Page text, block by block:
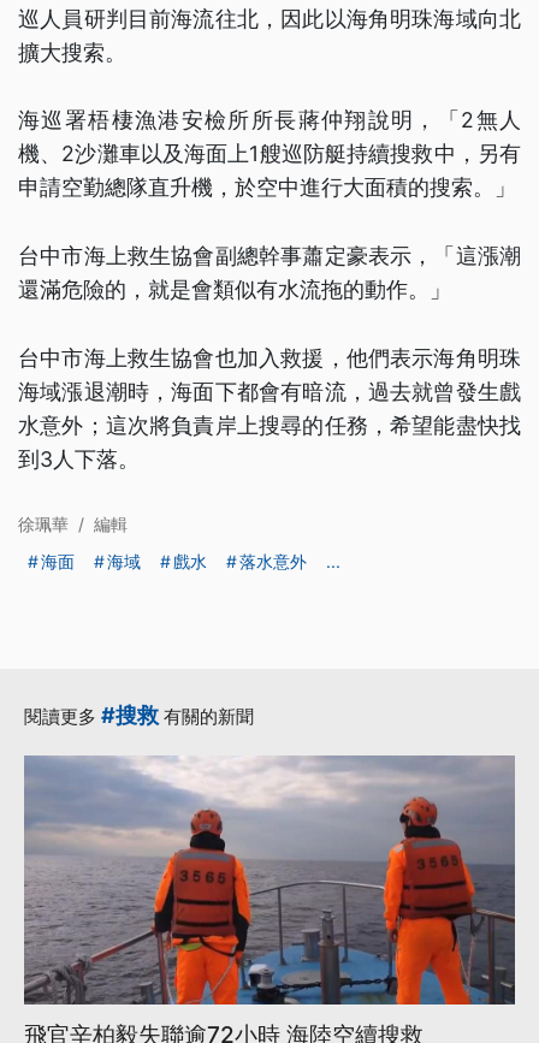
巡人員研判目前海流往北，因此以海角明珠海域向北
擴大搜索。
海巡署梧棲漁港安檢所所長蔣仲翔說明，「2無人
機、2沙灘車以及海面上1艘巡防艇持續搜救中，另有
申請空勤總隊直升機，於空中進行大面積的搜索。」
台中市海上救生協會副總幹事蕭定豪表示，「這漲潮
還滿危險的，就是會類似有水流拖的動作。」
台中市海上救生協會也加入救援，他們表示海角明珠
海域漲退潮時，海面下都會有暗流，過去就曾發生戲
水意外；這次將負責岸上搜尋的任務，希望能盡快找
到3人下落。
徐珮華 / 編輯
海面
海域 戲水 落水意外 ...
閱讀更多 #搜救 有關的新聞
飛官辛柏毅失聯逾72小時 海陸空續搜救